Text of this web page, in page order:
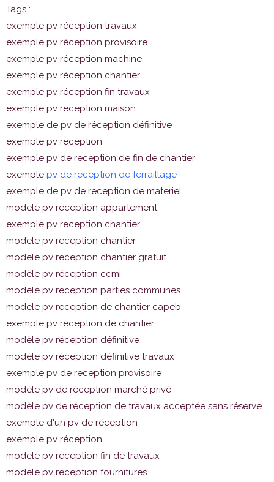
Tags :
exemple pv réception travaux
exemple pv réception provisoire
exemple pv réception machine
exemple pv réception chantier
exemple pv réception fin travaux
exemple pv reception maison
exemple de pv de réception définitive
exemple pv reception
exemple pv de reception de fin de chantier
exemple pv de reception de ferraillage
exemple de pv de reception de materiel
modele pv reception appartement
exemple pv reception chantier
modele pv reception chantier
modele pv reception chantier gratuit
modèle pv réception ccmi
modele pv reception parties communes
modele pv reception de chantier capeb
exemple pv reception de chantier
modèle pv réception définitive
modèle pv réception définitive travaux
exemple pv de reception provisoire
modèle pv de réception marché privé
modèle pv de réception de travaux acceptée sans réserve
exemple d'un pv de réception
exemple pv réception
modele pv reception fin de travaux
modele pv reception fournitures